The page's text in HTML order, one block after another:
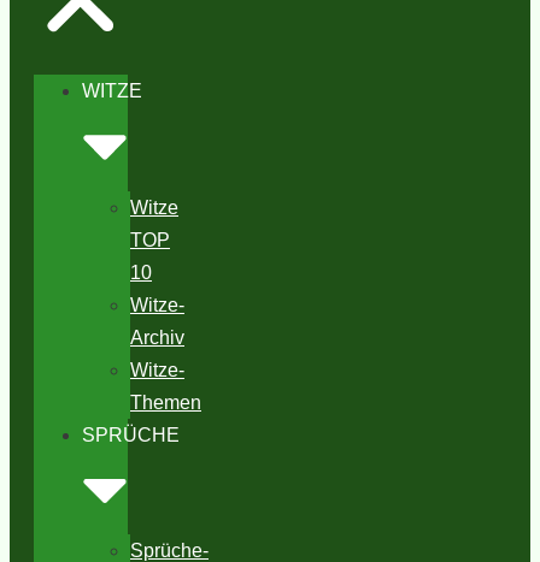
WITZE
Witze
TOP
10
Witze-
Archiv
Witze-
Themen
SPRÜCHE
Sprüche-